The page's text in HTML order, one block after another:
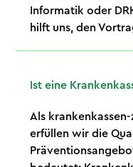
Informatik oder
hilft uns, den
Ist eine
Als
erfüllen wir die